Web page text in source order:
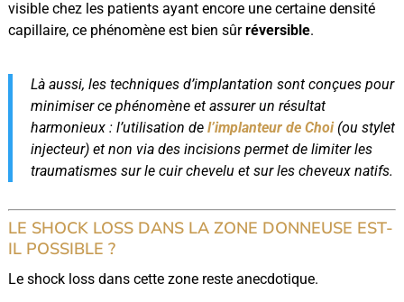
visible chez les patients ayant encore une certaine densité
capillaire, ce phénomène est bien sûrréversible.
Là aussi, les techniques d’implantation sont conçues pour
minimiser ce phénomène et assurer un résultat
harmonieux : l’utilisation de l’implanteur de Choi(ou stylet
injecteur) et non via des incisions permet de limiter les
traumatismes sur le cuir chevelu et sur les cheveux natifs.
LE SHOCK LOSS DANS LA ZONE DONNEUSE EST-
IL POSSIBLE ?
Le shock loss dans cette zone reste anecdotique.